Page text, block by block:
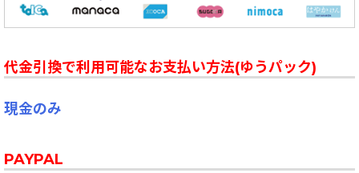
代金引換で利用可能なお支払い方法(ゆうパック)
現金のみ
PAYPAL